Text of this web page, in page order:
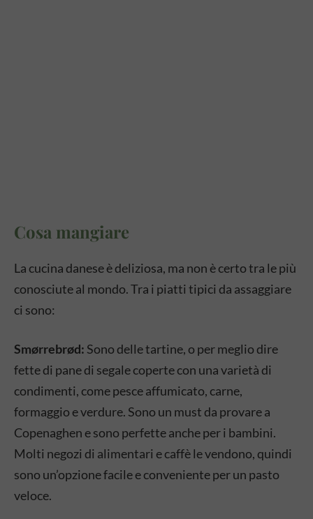
Cosa mangiare
La cucina danese è deliziosa, ma non è certo tra le più
conosciute al mondo. Tra i piatti tipici da assaggiare
ci sono:
Smørrebrød: Sono delle tartine, o per meglio dire
fette di pane di segale coperte con una varietà di
condimenti, come pesce affumicato, carne,
formaggio e verdure. Sono un must da provare a
Copenaghen e sono perfette anche per i bambini.
Molti negozi di alimentari e caffè le vendono, quindi
sono un’opzione facile e conveniente per un pasto
veloce.